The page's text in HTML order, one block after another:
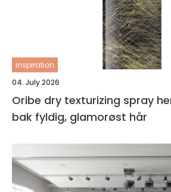
inspiration
04. July 2026
Oribe dry texturizing spray hemmeligheten
bak fyldig, glamorøst hår